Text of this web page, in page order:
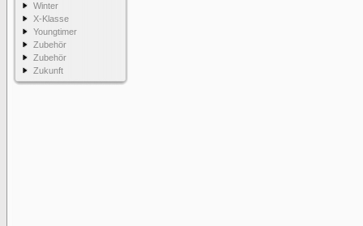
Winter
X-Klasse
Youngtimer
Zubehör
Zubehör
Zukunft